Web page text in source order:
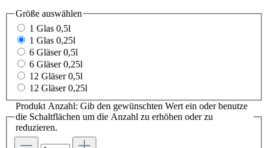
Größe auswählen
1 Glas 0,5l
1 Glas 0,25l
6 Gläser 0,5l
6 Gläser 0,25l
12 Gläser 0,5l
12 Gläser 0,25l
Produkt Anzahl: Gib den gewünschten Wert ein oder benutze
die Schaltflächen um die Anzahl zu erhöhen oder zu
reduzieren.